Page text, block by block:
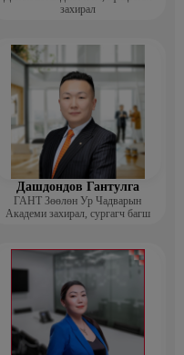
захирал
Дашдондов Гантулга
ГАНТ Зөөлөн Ур Чадварын
Академи захирал, сургагч багш